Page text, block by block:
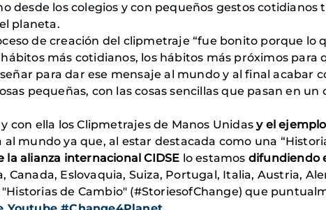
desde los colegios y con pequeños gestos
planeta.
de creación del clipmetraje “fue bonito porque lo
más cotidianos, los hábitos más próximos para
para dar ese mensaje al mundo y al final acabar
pequeñas, con las cosas sencillas que pasan en
con ella los Clipmetrajes de Manos Unidasy el
mundo ya que, al estar destacada como una
alianza internacional CIDSE lo estamos difundiendo
Canada, Eslovaquia, Suiza, Portugal, Italia, Austria,
de Cambio" (#StoriesofChange) que